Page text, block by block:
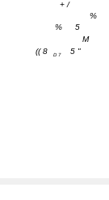
+ /
%
%
5
M
(( 8
D 7 5 "